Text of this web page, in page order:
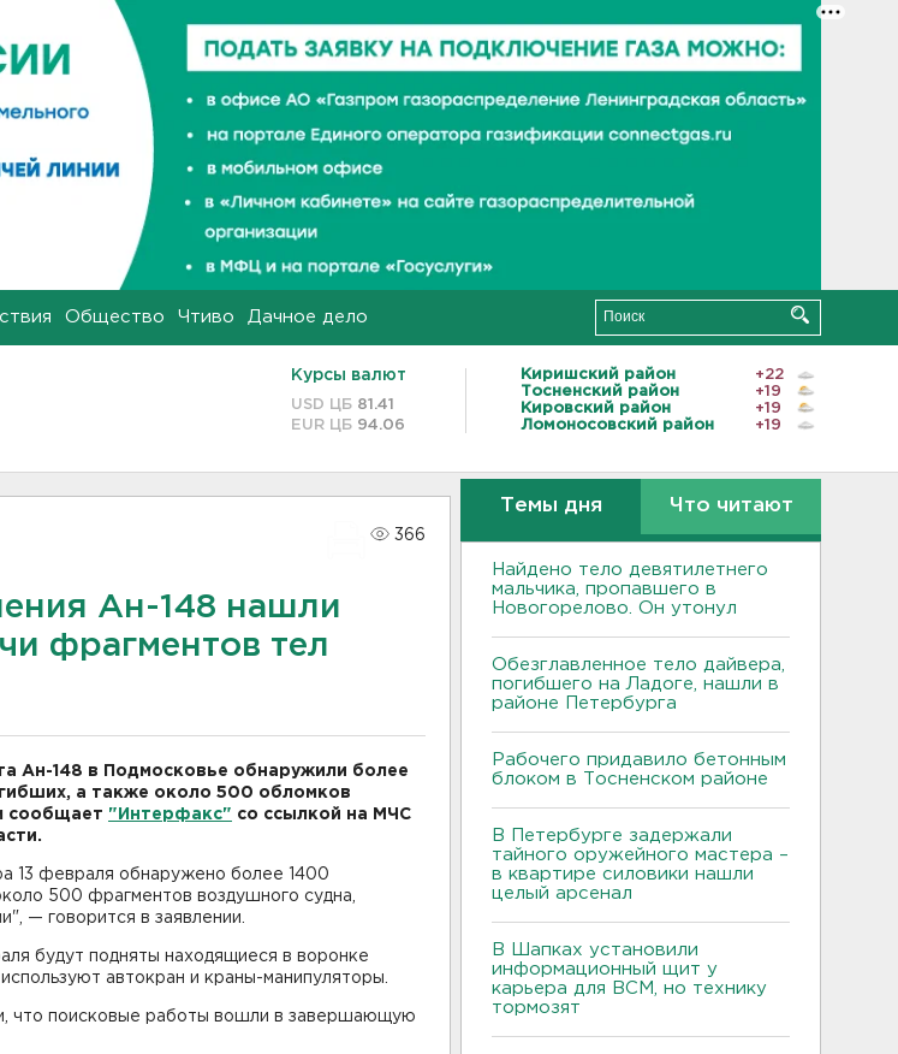
Общество Чтиво Дачное дело
Курсы валют
USD ЦБ 81.41
EUR ЦБ 94.06
Киришский район
+22
Тосненский район
+19
Кировский район
+19
Ломоносовский район
+19
366
Ан-148 нашли
фрагментов тел
Ан-148 в Подмосковье обнаружили более
а также около 500 обломков
сообщает "Интерфакс" со ссылкой на МЧС
13 февраля обнаружено более 1400
500 фрагментов воздушного судна,
— говорится в заявлении.
будут подняты находящиеся в воронке
автокран и краны-манипуляторы.
что поисковые работы вошли в завершающую
Темы дня Что читают
Найдено тело девятилетнего
мальчика, пропавшего в
Новогорелово. Он утонул
Обезглавленное тело дайвера,
погибшего на Ладоге, нашли в
районе Петербурга
Рабочего придавило бетонным
блоком в Тосненском районе
В Петербурге задержали
тайного оружейного мастера –
в квартире силовики нашли
целый арсенал
В Шапках установили
информационный щит у
карьера для ВСМ, но технику
тормозят